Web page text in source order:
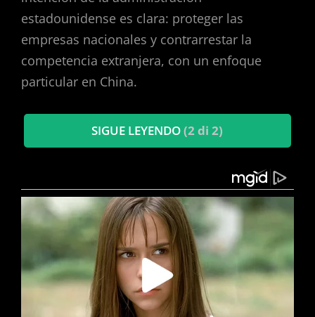
estadounidense es clara: proteger las
empresas nacionales y contrarrestar la
competencia extranjera, con un enfoque
particular en China.
SIGUE LEYENDO(2 di 2)